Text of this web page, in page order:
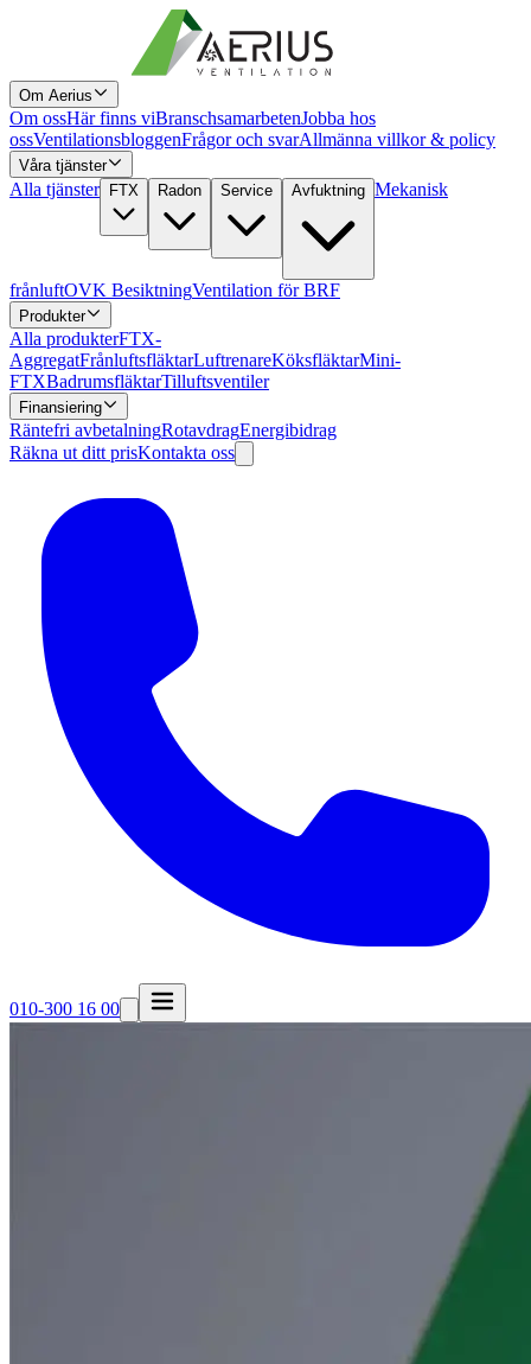
Om Aerius
Om ossHär finns viBranschsamarbetenJobba hos
ossVentilationsbloggenFrågor och svarAllmänna villkor & policy
Våra tjänster
Alla tjänster FTX Radon Service Avfuktning Mekanisk
frånluftOVK BesiktningVentilation för BRF
Produkter
Alla produkterFTX-
AggregatFrånluftsfläktarLuftrenareKöksfläktarMini-
FTXBadrumsfläktarTilluftsventiler
Finansiering
Räntefri avbetalningRotavdragEnergibidrag
Räkna ut ditt prisKontakta oss
010-300 16 00